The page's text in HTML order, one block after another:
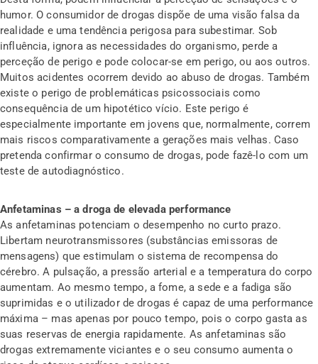
humor. O consumidor de drogas dispõe de uma visão falsa da
realidade e uma tendência perigosa para subestimar. Sob
influência, ignora as necessidades do organismo, perde a
perceção de perigo e pode colocar-se em perigo, ou aos outros.
Muitos acidentes ocorrem devido ao abuso de drogas. Também
existe o perigo de problemáticas psicossociais como
consequência de um hipotético vício. Este perigo é
especialmente importante em jovens que, normalmente, correm
mais riscos comparativamente a gerações mais velhas. Caso
pretenda confirmar o consumo de drogas, pode fazê-lo com um
teste de autodiagnóstico.
Anfetaminas – a droga de elevada performance
As anfetaminas potenciam o desempenho no curto prazo.
Libertam neurotransmissores (substâncias emissoras de
mensagens) que estimulam o sistema de recompensa do
cérebro. A pulsação, a pressão arterial e a temperatura do corpo
aumentam. Ao mesmo tempo, a fome, a sede e a fadiga são
suprimidas e o utilizador de drogas é capaz de uma performance
máxima – mas apenas por pouco tempo, pois o corpo gasta as
suas reservas de energia rapidamente. As anfetaminas são
drogas extremamente viciantes e o seu consumo aumenta o